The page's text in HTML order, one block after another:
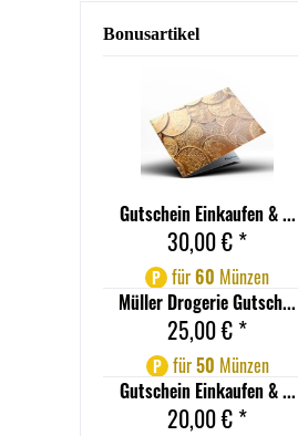
Bonusartikel
Gutschein Einkaufen & ...
30,00 € *
P für60 Münzen
Müller Drogerie Gutsch...
25,00 € *
P für50 Münzen
Gutschein Einkaufen & ...
20,00 € *